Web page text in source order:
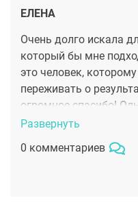
ЕЛЕНА
Очень долго искала
который бы мне
это человек,
переживать о
огромное спасибо!
специалист и
Врач грамотно и
Развернуть
0 комментариев